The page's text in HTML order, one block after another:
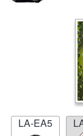
LA-EA5